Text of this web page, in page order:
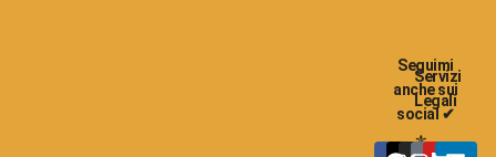
Servizi
Legali
⚜
Seguimi
anche sui
social ✔